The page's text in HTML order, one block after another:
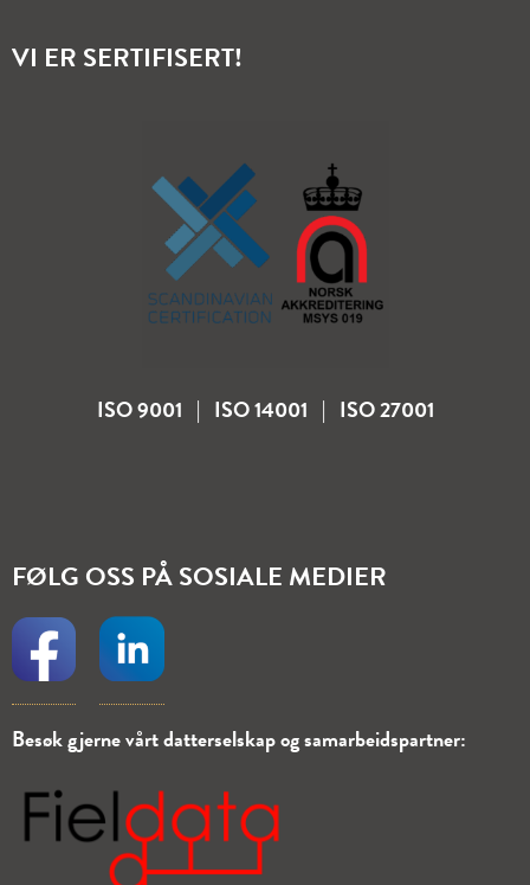
VI ER SERTIFISERT!
ISO 9001 | ISO 14001 | ISO 27001
FØLG OSS PÅ SOSIALE MEDIER
Besøk gjerne vårtdatterselskapogsamarbeidspartner: